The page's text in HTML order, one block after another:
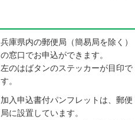
兵庫県内の郵便局（簡易局を除く）
の窓口でお申込ができます。
左のはばタンのステッカーが目印で
す。
加入申込書付パンフレットは、郵便
局に設置しています。